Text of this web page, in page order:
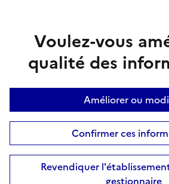
Voulez-vous
qualité des
Améliorer ou
Confirmer ces
Revendiquer
gestionnaire